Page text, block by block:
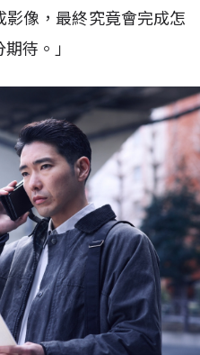
像，最終究竟會完成怎
待。」